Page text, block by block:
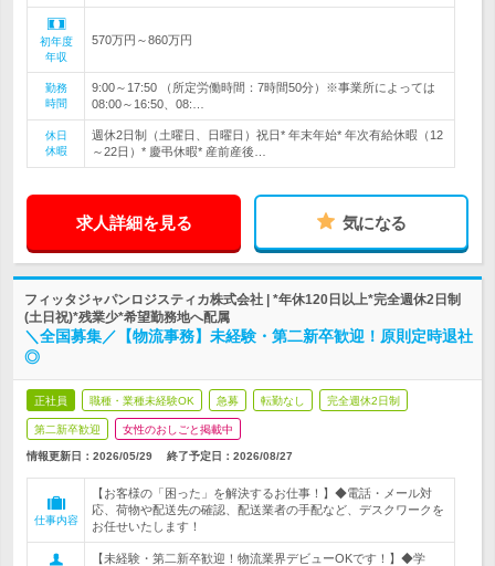
初年度
年収
570万円～860万円
勤務
時間
9:00～17:50 （所定労働時間：7時間50分）※事業所によっては
08:00～16:50、08:…
休日
休暇
週休2日制（土曜日、日曜日）祝日* 年末年始* 年次有給休暇（12
～22日）* 慶弔休暇* 産前産後…
求人詳細を見る 気になる
フィッタジャパンロジスティカ株式会社 | *年休120日以上*完全週休2日制
(土日祝)*残業少*希望勤務地へ配属
＼全国募集／【物流事務】未経験・第二新卒歓迎！原則定時退社
◎
正社員 職種・業種未経験OK 急募 転勤なし 完全週休2日制
第二新卒歓迎 女性のおしごと掲載中
情報更新日：2026/05/29 終了予定日： 2026/08/27
仕事内容
【お客様の「困った」を解決するお仕事！】◆電話・メール対
応、荷物や配送先の確認、配送業者の手配など、デスクワークを
お任せいたします！
【未経験・第二新卒歓迎！物流業界デビューOKです！】◆学